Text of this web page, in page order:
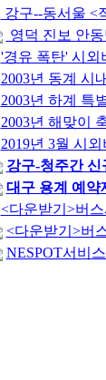
강구--동서울 <
영덕 진보 안
'경유 폭탄' 시외
2003년 동계 시
2003년 하계 특
2003년 해맞이
2019년 3월 시
강구-청주간 신
대구 용계 예약
<다운받기>버
<다운받기>버
NESPOT서비